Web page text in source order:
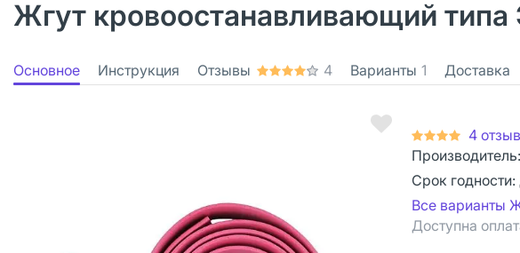
Жгут кровоостанавливающий типа
Основное Инструкция Отзывы 4 Варианты 1 Доставка
4
Производитель:
Срок годности:
Все варианты
Доступна